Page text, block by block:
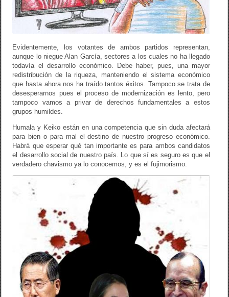
Evidentemente, los votantes de ambos partidos representan,
aunque lo niegue Alan García, sectores a los cuales no ha llegado
todavía el desarrollo económico. Debe haber, pues, una mayor
redistribución de la riqueza, manteniendo el sistema económico
que hasta ahora nos ha traído tantos éxitos. Tampoco se trata de
desesperarnos pues el proceso de modernización es lento, pero
tampoco vamos a privar de derechos fundamentales a estos
grupos humildes.
Humala y Keiko están en una competencia que sin duda afectará
para bien o para mal el destino de nuestro progreso económico.
Habrá que esperar qué tan importante es para ambos candidatos
el desarrollo social de nuestro país. Lo que sí es seguro es que el
verdadero chavismo ya lo conocemos, y es el fujimorismo.